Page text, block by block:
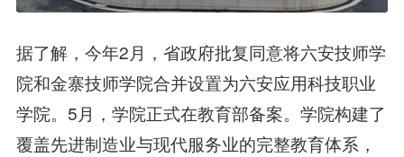
据了解，今年2月，省政府批复同意将六安技师学
院和金寨技师学院合并设置为六安应用科技职业
学院。5月，学院正式在教育部备案。学院构建了
覆盖先进制造业与现代服务业的完整教育体系，